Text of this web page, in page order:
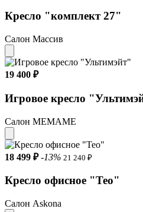
Кресло "комплект 27"
Салон Массив
19 400 ₽
Игровое кресло
Салон МЕМАМЕ
18 499 ₽ -13% 21 240 ₽
Кресло офисное "Тео"
Салон Askona